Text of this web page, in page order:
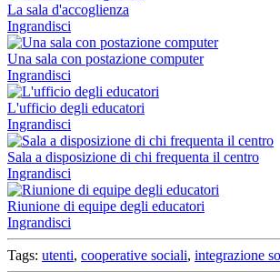
La sala d'accoglienza
Ingrandisci
Una sala con postazione computer
Ingrandisci
L'ufficio degli educatori
Ingrandisci
Sala a disposizione di chi frequenta il centro
Ingrandisci
Riunione di equipe degli educatori
Ingrandisci
Tags: utenti, cooperative sociali, integrazione